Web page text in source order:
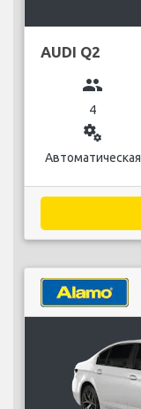
AUDI Q2
group
4
miscellaneous_services
Автоматическая